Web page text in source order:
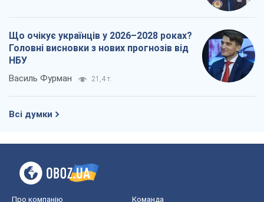
Що очікує українців у 2026–2028 роках?
Головні висновки з нових прогнозів від
НБУ
Василь Фурман 21,4 т.
Всі думки
Про компанію Команда